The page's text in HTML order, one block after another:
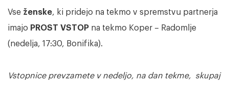
Vse ženske, ki pridejo na tekmo v spremstvu partnerja
imajo PROST VSTOP na tekmo Koper – Radomlje
(nedelja, 17:30, Bonifika).
Vstopnice prevzamete v nedeljo, na dan tekme, skupaj